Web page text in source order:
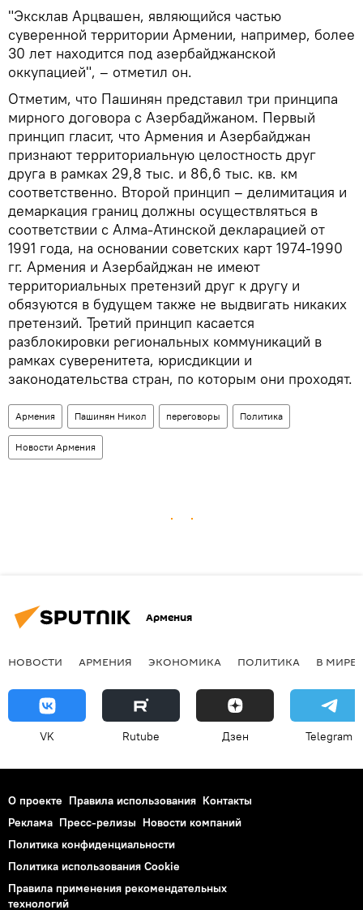
"Эксклав Арцвашен, являющийся частью
суверенной территории Армении, например, более
30 лет находится под азербайджанской
оккупацией", – отметил он.
Отметим, что Пашинян представил три принципа
мирного договора с Азербадйжаном. Первый
принцип гласит, что Армения и Азербайджан
признают территориальную целостность друг
друга в рамках 29,8 тыс. и 86,6 тыс. кв. км
соответственно. Второй принцип – делимитация и
демаркация границ должны осуществляться в
соответствии с Алма-Атинской декларацией от
1991 года, на основании советских карт 1974-1990
гг. Армения и Азербайджан не имеют
территориальных претензий друг к другу и
обязуются в будущем также не выдвигать никаких
претензий. Третий принцип касается
разблокировки региональных коммуникаций в
рамках суверенитета, юрисдикции и
законодательства стран, по которым они проходят.
Армения Пашинян Никол переговоры Политика
Новости Армения
Армения
НОВОСТИ АРМЕНИЯ ЭКОНОМИКА ПОЛИТИКА В МИРЕ
VK Rutube Дзен Telegram
О проекте Правила использования Контакты
Реклама Пресс-релизы Новости компаний
Политика конфиденциальности
Политика использования Cookie
Правила применения рекомендательных
технологий